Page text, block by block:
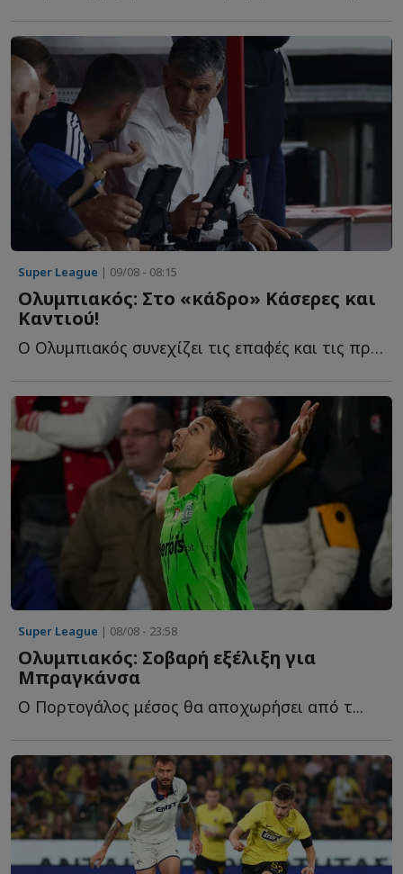
Super League | 09/08 - 08:15
Ολυμπιακός: Στο «κάδρο» Κάσερες και
Καντιού!
Ο Ολυμπιακός συνεχίζει τις επαφές και τις προσπάθειές τ...
Super League | 08/08 - 23:58
Ολυμπιακός: Σοβαρή εξέλιξη για
Μπραγκάνσα
Ο Πορτογάλος μέσος θα αποχωρήσει από τ...